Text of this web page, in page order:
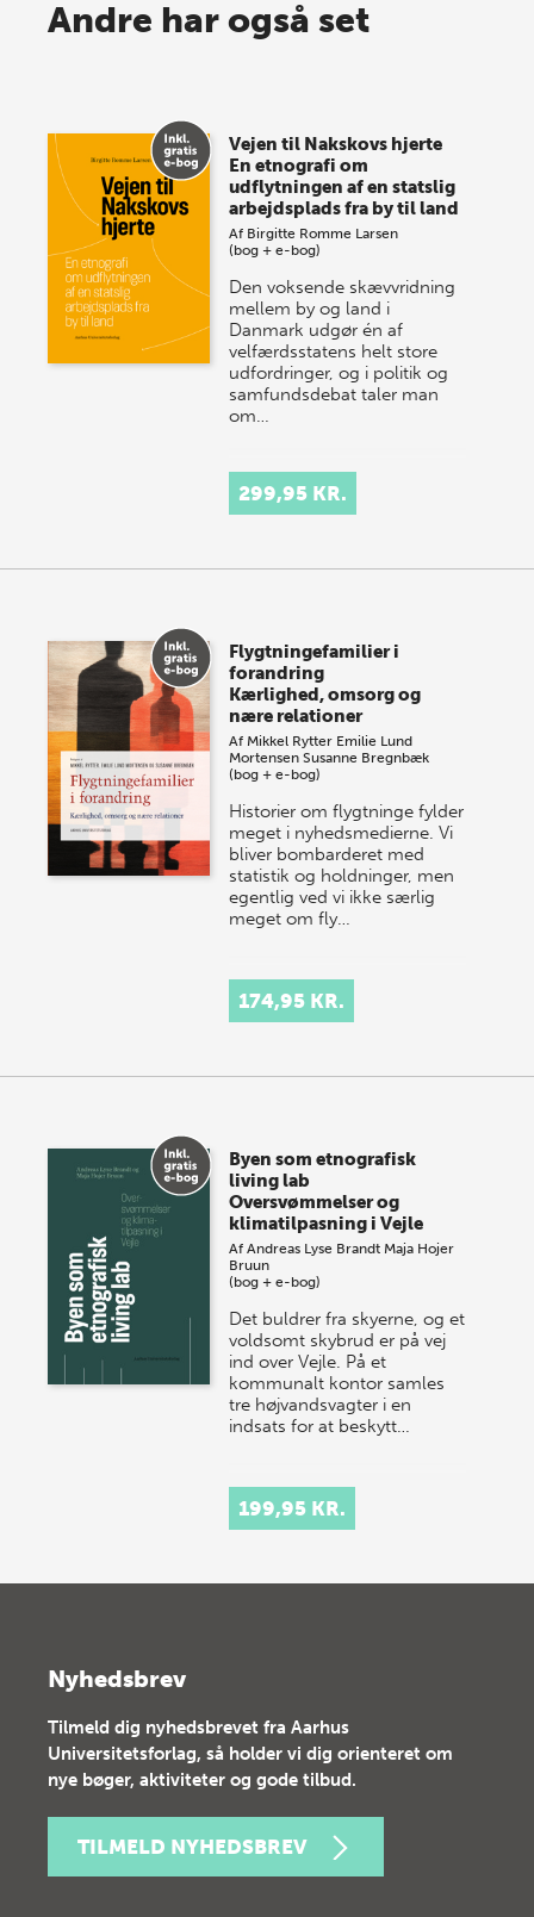
Spar op til 70% til sommer-
store sommer-lagersalg, så sæt kryds i kalenderen
onsdag den 10. j…
Andre har også set
Vejen til Nakskovs hjerte
En etnografi om
udflytningen af en statslig
arbejdsplads fra by til land
Af Birgitte Romme Larsen
(bog + e-bog)
Den voksende skævvridning
mellem by og land i
Danmark udgør én af
velfærdsstatens helt store
udfordringer, og i politik og
samfundsdebat taler man
om…
299,95 KR.
Flygtningefamilier i
forandring
Kærlighed, omsorg og
nære relationer
Af Mikkel Rytter Emilie Lund
Mortensen Susanne Bregnbæk
(bog + e-bog)
Historier om flygtninge fylder
meget i nyhedsmedierne. Vi
bliver bombarderet med
statistik og holdninger, men
egentlig ved vi ikke særlig
meget om fly…
174,95 KR.
Byen som etnografisk
living lab
Oversvømmelser og
klimatilpasning i Vejle
AfAndreas Lyse Brandt Maja Hojer
Bruun
(bog + e-bog)
Det buldrer fra skyerne, og et
voldsomt skybrud er på vej
ind over Vejle. På et
kommunalt kontor samles
tre højvandsvagter i en
indsats for at beskytt…
199,95 KR.
Nyhedsbrev
Tilmeld dig nyhedsbrevet fra Aarhus
Universitetsforlag, så holder vi dig orienteret om
nye bøger, aktiviteter og gode tilbud.
TILMELD NYHEDSBREV